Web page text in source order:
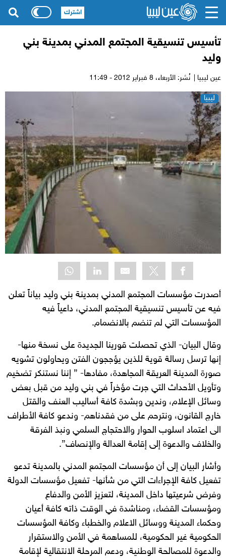
تأسيس تنسيقية المجتمع المدني بمدينة بني
وليد
عين ليبيا | نُشر: الأربعاء،
ليبيا
أصدرت مؤسسات المجتمع المدني بمدينة بني وليد بياناً تعلن
فيه عن تأسيس تنسيقية المجتمع المدني، داعياً فيه
المؤسسات التي لم تنضم بالانضمام.
وقال البيان- الذي تحصلت قورينا الجديدة على نسخة منها-
إنها ترسل رسالة قوية للذين يؤججون الفتن ويحاولون تشويه
صورة المدينة العريقة المجاهدة، مفادها- ” إننا نستنكر تضخيم
وتأويل الأحداث التي جرت مؤخراً في بني وليد من قبل بعض
وسائل الإعلام، وندين وبشدة كافة أساليب العنف والقتل
خارج القانون، ونترحم على من فقدناهم- وندعو كافة الأطراف
الى اعتماد اسلوب الحوار والاحتجاج السلمي ونبذ الفرقة
والخلاف والدعوة إلى إقامة العدالة والإنصاف”.
وأشار البيان إلى أن مؤسسات المجتمع المدني بالمدينة تدعو
تفعيل كافة الإجراءات التي من شأنها- تفعيل مؤسسات الدولة
وفرض شرعيتها داخل المدينة، لتعزيز الأمن والدفاع
ومؤسسات القضاء، ومناشدة في الوقت ذاته كافة أعيان
وحكماء المدينة ووسائل الاعلام والخطباء وكافة المؤسسات
الحكومية غير الحكومية، للمساهمة في الأمن والاستقرار
والدعوة للمصالحة الوطنية، ودعم المرحلة الانتقالية لإقامة
اشترك